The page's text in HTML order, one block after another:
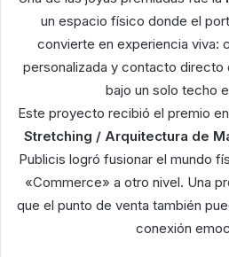
un espacio físico donde el
convierte en experiencia viva:
personalizada y contacto directo
bajo un solo techo
Este proyecto recibió el premio
Stretching / Arquitectura de
Publicis logró fusionar el mundo
«Commerce» a otro nivel. Una
que el punto de venta también
conexión